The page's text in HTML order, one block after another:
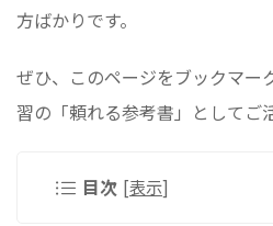
方ばかりです。
ぜひ、このページをブックマー
習の「頼れる参考書」としてご
目次 [表示]